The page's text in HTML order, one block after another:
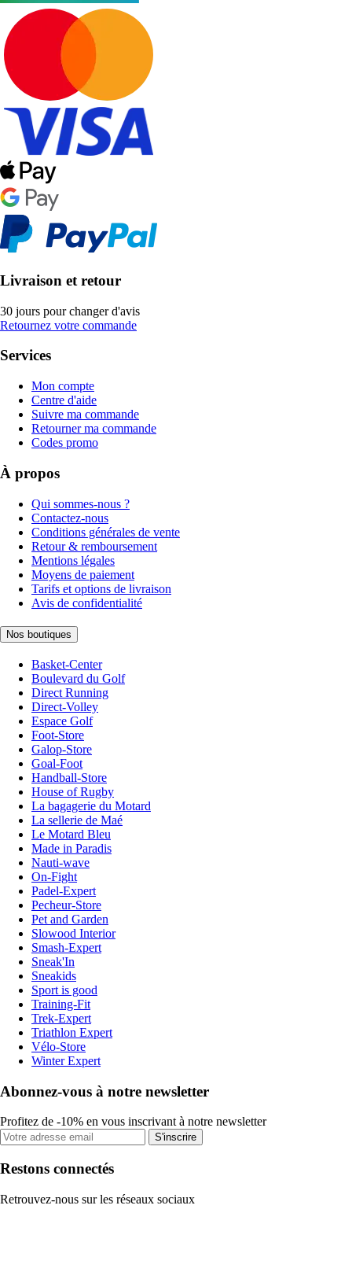
Livraison et retour
30 jours pour changer d'avis
Retournez votre commande
Services
Mon compte
Centre d'aide
Suivre ma commande
Retourner ma commande
Codes promo
À propos
Qui sommes-nous ?
Contactez-nous
Conditions générales de vente
Retour & remboursement
Mentions légales
Moyens de paiement
Tarifs et options de livraison
Avis de confidentialité
Nos boutiques
Basket-Center
Boulevard du Golf
Direct Running
Direct-Volley
Espace Golf
Foot-Store
Galop-Store
Goal-Foot
Handball-Store
House of Rugby
La bagagerie du Motard
La sellerie de Maé
Le Motard Bleu
Made in Paradis
Nauti-wave
On-Fight
Padel-Expert
Pecheur-Store
Pet and Garden
Slowood Interior
Smash-Expert
Sneak'In
Sneakids
Sport is good
Training-Fit
Trek-Expert
Triathlon Expert
Vélo-Store
Winter Expert
Abonnez-vous à notre newsletter
Profitez de -10% en vous inscrivant à notre newsletter
S'inscrire
Restons connectés
Retrouvez-nous sur les réseaux sociaux